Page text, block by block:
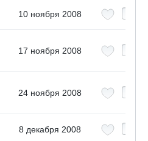
10 ноября 2008
17 ноября 2008
24 ноября 2008
8 декабря 2008